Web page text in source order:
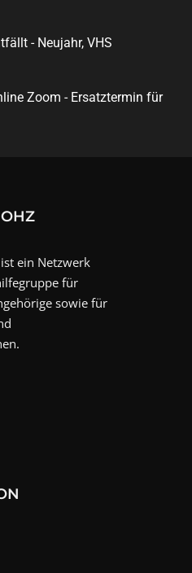
- Neujahr, VHS
Zoom - Ersatztermin für
ein Netzwerk
für
sowie für